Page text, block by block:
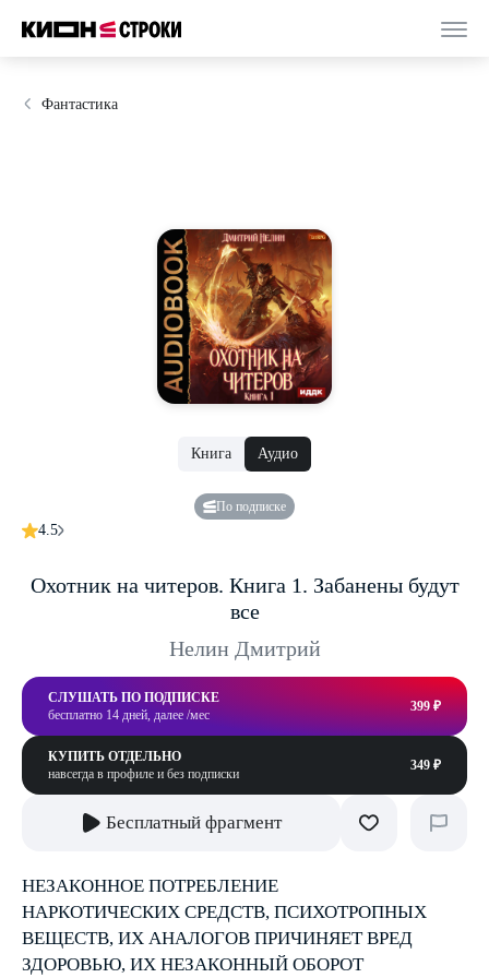
Фантастика
Книга Аудио
По подписке
4.5
Охотник на читеров. Книга 1. Забанены будут
все
Нелин Дмитрий
СЛУШАТЬ ПО ПОДПИСКЕ
бесплатно 14 дней, далее /мес
399 ₽
КУПИТЬ ОТДЕЛЬНО
навсегда в профиле и без подписки
349 ₽
Бесплатный фрагмент
НЕЗАКОННОЕ ПОТРЕБЛЕНИЕ
НАРКОТИЧЕСКИХ СРЕДСТВ, ПСИХОТРОПНЫХ
ВЕЩЕСТВ, ИХ АНАЛОГОВ ПРИЧИНЯЕТ ВРЕД
ЗДОРОВЬЮ, ИХ НЕЗАКОННЫЙ ОБОРОТ